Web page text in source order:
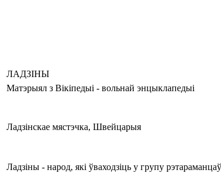
ЛАДЗІНЫ
Матэрыял з Вікіпедыі - вольнай энцыклапедыі
Ладзінскае мястэчка, Швейцарыя
Ладзіны - народ, які ўваходзіць у групу